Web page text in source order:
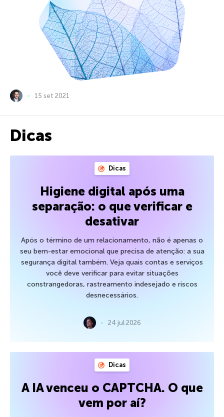
15 set 2021
Dicas
Dicas
Higiene digital após uma
separação: o que verificar e
desativar
Após o término de um relacionamento, não é apenas o
seu bem-estar emocional que precisa de atenção: a sua
segurança digital também. Veja quais contas e serviços
você deve verificar para evitar situações
constrangedoras, rastreamento indesejado e riscos
desnecessários.
24 jul 2026
Dicas
A IA venceu o CAPTCHA. O que
vem por aí?